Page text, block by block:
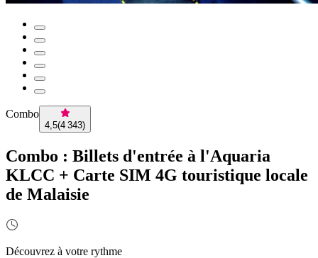
Combo
4,5(4 343)
Combo : Billets d'entrée à l'Aquaria
KLCC + Carte SIM 4G touristique locale
de Malaisie
Découvrez à votre rythme